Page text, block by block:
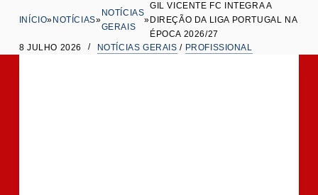
e
ú
INÍCIO» NOTÍCIAS»
NOTÍCIAS
GERAIS
»
GIL VICENTE FC INTEGRA A
DIREÇÃO DA LIGA PORTUGAL NA
ÉPOCA 2026/27
8 JULHO 2026
NOTÍCIAS GERAIS / PROFISSIONAL